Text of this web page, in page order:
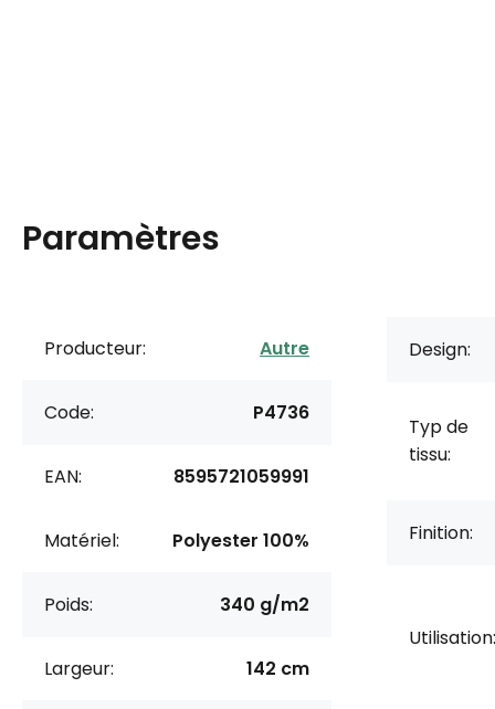
Paramètres
Producteur: Autre
Code: P4736
EAN: 8595721059991
Matériel: Polyester 100%
Poids: 340 g/m2
Largeur: 142 cm
Design:
Typ de
tissu:
Finition:
Utilisation: